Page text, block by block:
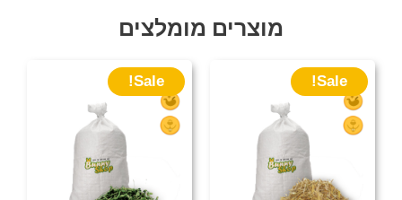
מוצרים מומלצים
Sale!
היה:
₪30.00.
המחיר
הנוכחי
Sale!
₪30.00.
₪19.90.